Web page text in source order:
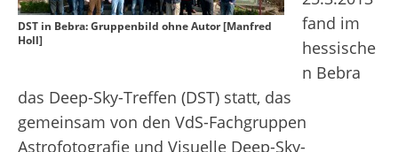
DST in Bebra: Gruppenbild ohne Autor [Manfred
Holl]
fand im
hessische
n Bebra
das Deep-Sky-Treffen (DST) statt, das
gemeinsam von den VdS-Fachgruppen
Astrofotografie und Visuelle Deep-Sky-